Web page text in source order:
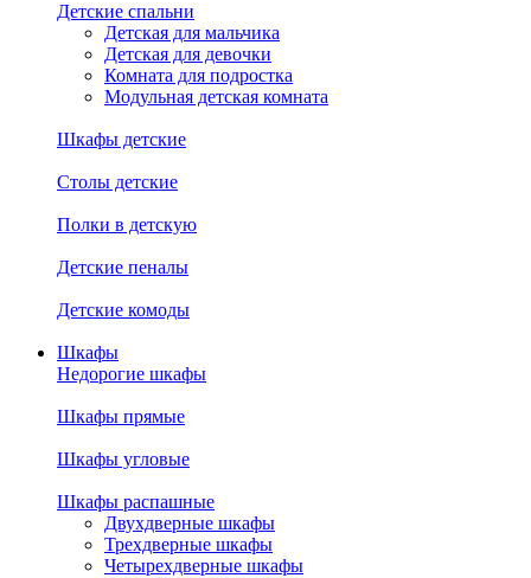
Детские спальни
Детская для мальчика
Детская для девочки
Комната для подростка
Модульная детская комната
Шкафы детские
Столы детские
Полки в детскую
Детские пеналы
Детские комоды
Шкафы
Недорогие шкафы
Шкафы прямые
Шкафы угловые
Шкафы распашные
Двухдверные шкафы
Трехдверные шкафы
Четырехдверные шкафы